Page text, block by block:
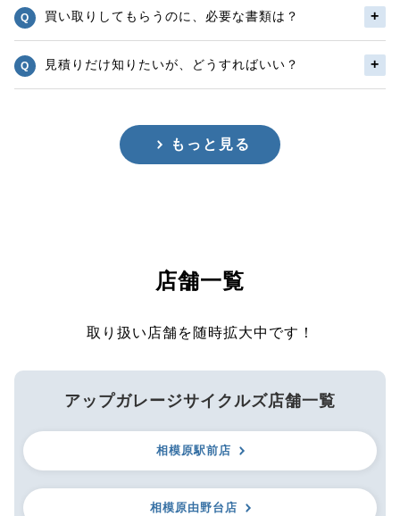
買い取りしてもらうのに、必要な書類は？
見積りだけ知りたいが、どうすればいい？
もっと見る
店舗一覧
取り扱い店舗を随時拡大中です！
アップガレージサイクルズ店舗一覧
相模原駅前店
相模原由野台店